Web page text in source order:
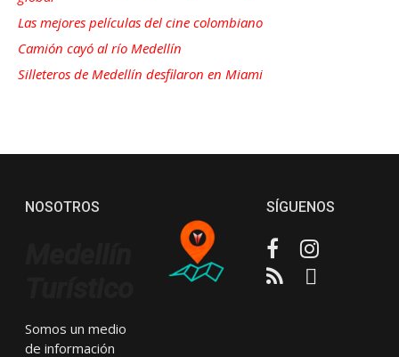
Las mejores películas del cine colombiano
Camión cayó al río Medellín
Silleteros de Medellín desfilaron en Miami
NOSOTROS
Somos un medio
de información
SÍGUENOS
FacebookInstagram